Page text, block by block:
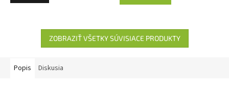
ZOBRAZIŤ VŠETKY SÚVISIACE PRODUKTY
Popis Diskusia